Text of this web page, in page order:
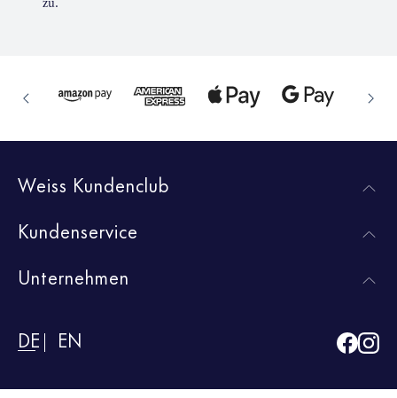
zu.
Weiss Kundenclub
Kundenservice
Unternehmen
DE EN